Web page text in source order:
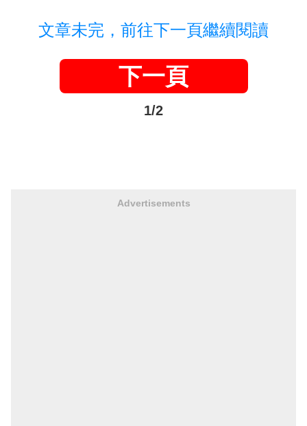
文章未完，前往下一頁繼續閱讀
下一頁
1/2
Advertisements